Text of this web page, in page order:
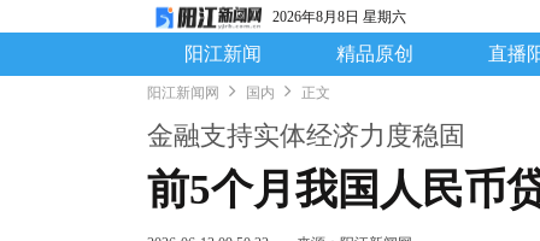
2026年8月8日 星期六
阳江新闻 精品原创 直播
阳江新闻网 国内 正文
金融支持实体经济力度稳固
前5个月我国人民币